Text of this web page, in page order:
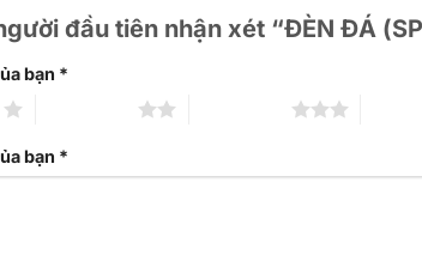
đầu tiên nhận xét “ĐÈN ĐÁ
bạn *
bạn *